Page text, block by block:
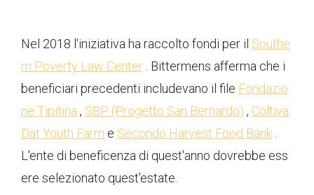
Nel 2018 l'iniziativa ha raccolto fondi per il Southe
rn Poverty Law Center . Bittermens afferma che i
beneficiari precedenti includevano il file Fondazio
ne Tipitina , SBP (Progetto San Bernardo) , Coltiva
Dat Youth Farm e Secondo Harvest Food Bank .
L'ente di beneficenza di quest'anno dovrebbe ess
ere selezionato quest'estate.